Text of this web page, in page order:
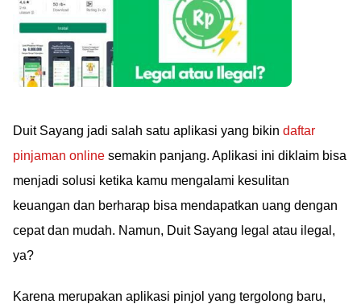
Duit Sayang jadi salah satu aplikasi yang bikin daftar
pinjaman online semakin panjang. Aplikasi ini diklaim bisa
menjadi solusi ketika kamu mengalami kesulitan
keuangan dan berharap bisa mendapatkan uang dengan
cepat dan mudah. Namun, Duit Sayang legal atau ilegal,
ya?
Karena merupakan aplikasi pinjol yang tergolong baru,